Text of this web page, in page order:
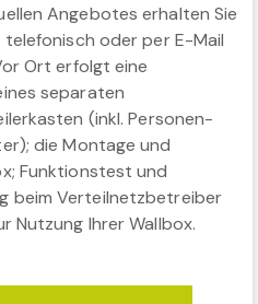
Angebotes erhalten Sie
oder per E-Mail
Ort erfolgt eine
separaten
(inkl. Personen-
die Montage und
Funktionstest und
beim Verteilnetzbetreiber
Nutzung Ihrer Wallbox.